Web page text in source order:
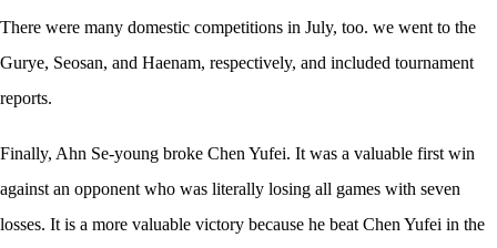
There were many domestic competitions in July, too. we went to the
Gurye, Seosan, and Haenam, respectively, and included tournament
reports.
Finally, Ahn Se-young broke Chen Yufei. It was a valuable first win
against an opponent who was literally losing all games with seven
losses. It is a more valuable victory because he beat Chen Yufei in the